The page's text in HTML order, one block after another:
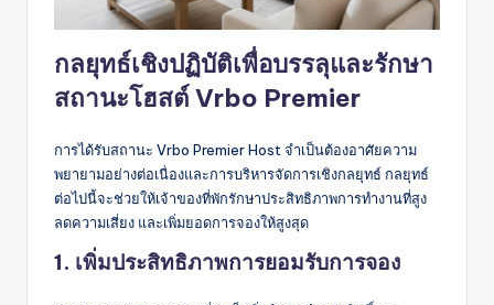
กลยุทธ์เชิงปฏิบัติเพื่อบรรลุและรักษา
สถานะโฮสต์ Vrbo Premier
การได้รับสถานะ Vrbo Premier Host จำเป็นต้องอาศัยความ
พยายามอย่างต่อเนื่องและการบริหารจัดการเชิงกลยุทธ์ กลยุทธ์
ต่อไปนี้จะช่วยให้เจ้าของที่พักรักษาประสิทธิภาพการทำงานที่สูง
ลดความเสี่ยง และเพิ่มยอดการจองให้สูงสุด
1. เพิ่มประสิทธิภาพการยอมรับการจอง